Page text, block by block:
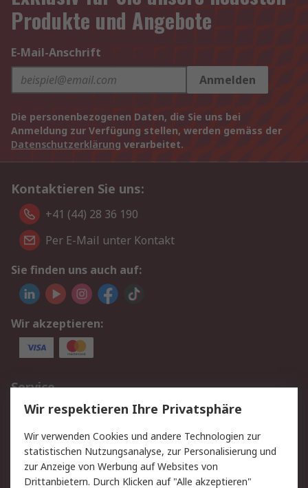
Produkte und Angebote
E-Mail-Anschrift
Anmelden
Die personenbezogenen Daten, die Sie uns bei
Anmeldung zur Verfügung stellen, werden gemäss der
Datenschutzerklärung verarbeitet.
Kontaktieren Sie uns:
+41 (44) 28 36 190
Per E-Mail unter Kontakt
Sie finden uns auch auf:
Wir akzeptieren:
Service
Value Added Services
Lieferlösungen
Rücksendungen
Kontakt
Hilfe
Wir respektieren Ihre Privatsphäre
Wir verwenden Cookies und andere Technologien zur
statistischen Nutzungsanalyse, zur Personalisierung und
zur Anzeige von Werbung auf Websites von
Drittanbietern. Durch Klicken auf "Alle akzeptieren"